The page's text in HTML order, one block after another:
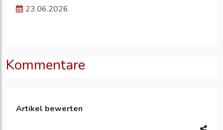
23.06.2026
Kommentare
Artikel bewerten